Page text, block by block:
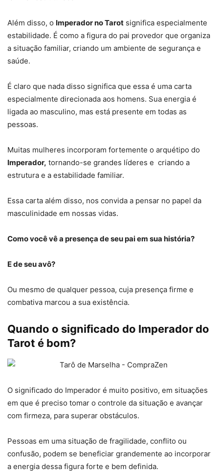
Além disso, o Imperador no Tarot significa especialmente
estabilidade. É como a figura do pai provedor que organiza
a situação familiar, criando um ambiente de segurança e
saúde.
É claro que nada disso significa que essa é uma carta
especialmente direcionada aos homens. Sua energia é
ligada ao masculino, mas está presente em todas as
pessoas.
Muitas mulheres incorporam fortemente o arquétipo do
Imperador, tornando-se grandes líderes e criando a
estrutura e a estabilidade familiar.
Essa carta além disso, nos convida a pensar no papel da
masculinidade em nossas vidas.
Como você vê a presença de seu pai em sua história?
E de seu avô?
Ou mesmo de qualquer pessoa, cuja presença firme e
combativa marcou a sua existência.
Quando o significado do Imperador do
Tarot é bom?
O significado do Imperador é muito positivo, em situações
em que é preciso tomar o controle da situação e avançar
com firmeza, para superar obstáculos.
Pessoas em uma situação de fragilidade, conflito ou
confusão, podem se beneficiar grandemente ao incorporar
a energia dessa figura forte e bem definida.